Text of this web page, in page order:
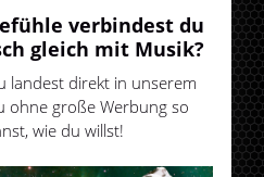
verbindest du
gleich mit Musik?
landest direkt in unserem
ohne große Werbung so
wie du willst!